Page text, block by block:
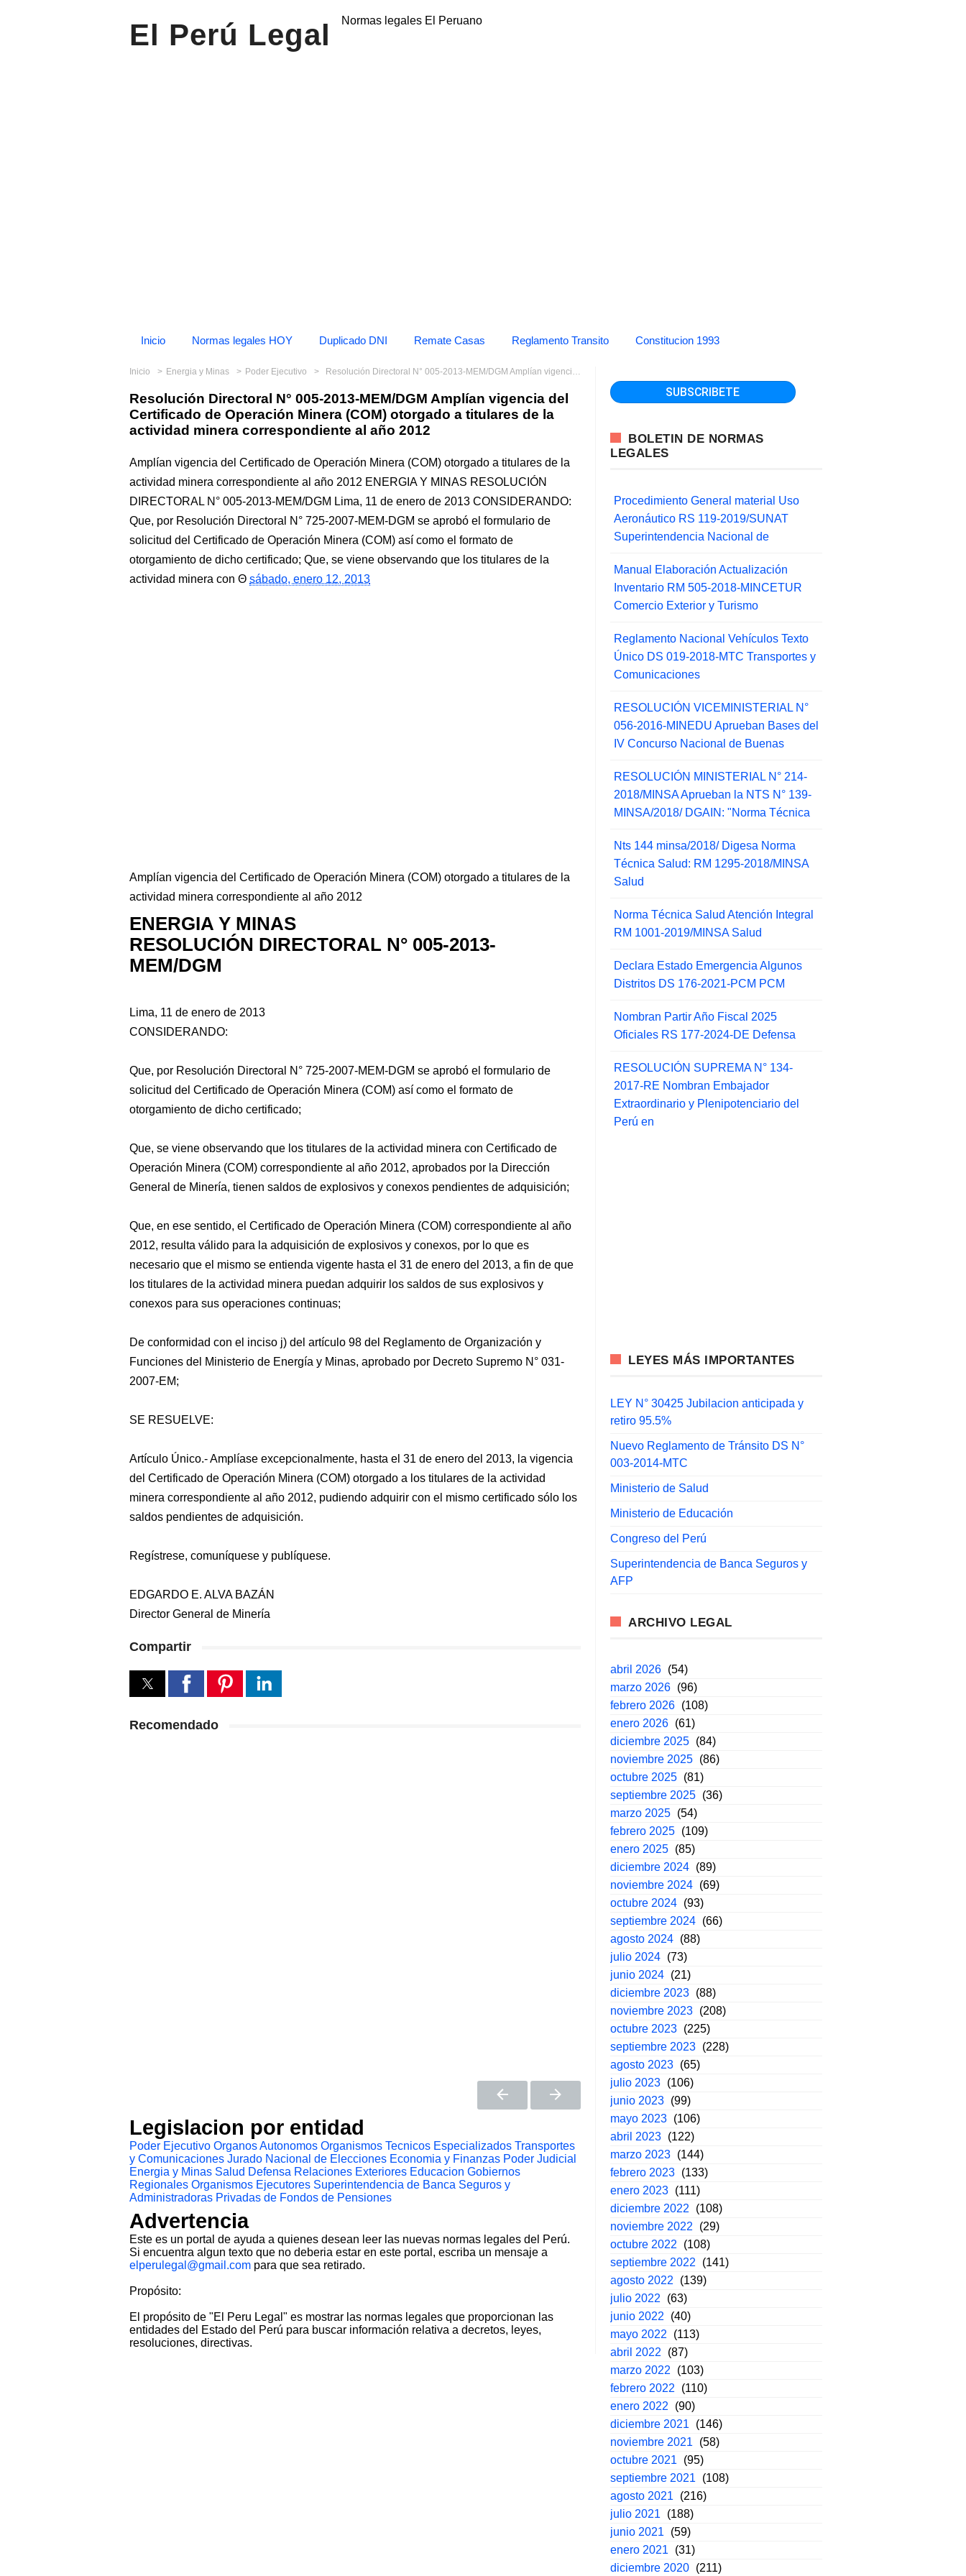
El Perú Legal Normas legales El Peruano
Inicio Normas legales HOY Duplicado DNI Remate Casas Reglamento Transito Constitucion 1993
Inicio Energia y Minas Poder Ejecutivo Resolución Directoral N° 005-2013-MEM/DGM Amplían vigencia del Certificado de Operación Minera (COM) otorgado a titulares de la actividad minera correspondiente al año 2012
Resolución Directoral N° 005-2013-MEM/DGM Amplían vigencia del
Certificado de Operación Minera (COM) otorgado a titulares de la
actividad minera correspondiente al año 2012
Amplían vigencia del Certificado de Operación Minera (COM) otorgado a titulares de la
actividad minera correspondiente al año 2012 ENERGIA Y MINAS RESOLUCIÓN
DIRECTORAL N° 005-2013-MEM/DGM Lima, 11 de enero de 2013 CONSIDERANDO:
Que, por Resolución Directoral N° 725-2007-MEM-DGM se aprobó el formulario de
solicitud del Certificado de Operación Minera (COM) así como el formato de
otorgamiento de dicho certificado; Que, se viene observando que los titulares de la
actividad minera con
sábado, enero 12, 2013
Amplían vigencia del Certificado de Operación Minera (COM) otorgado a titulares de la
actividad minera correspondiente al año 2012
ENERGIA Y MINAS
RESOLUCIÓN DIRECTORAL N° 005-2013-
MEM/DGM
Lima, 11 de enero de 2013
CONSIDERANDO:
Que, por Resolución Directoral N° 725-2007-MEM-DGM se aprobó el formulario de
solicitud del Certificado de Operación Minera (COM) así como el formato de
otorgamiento de dicho certificado;
Que, se viene observando que los titulares de la actividad minera con Certificado de
Operación Minera (COM) correspondiente al año 2012, aprobados por la Dirección
General de Minería, tienen saldos de explosivos y conexos pendientes de adquisición;
Que, en ese sentido, el Certificado de Operación Minera (COM) correspondiente al año
2012, resulta válido para la adquisición de explosivos y conexos, por lo que es
necesario que el mismo se entienda vigente hasta el 31 de enero del 2013, a fin de que
los titulares de la actividad minera puedan adquirir los saldos de sus explosivos y
conexos para sus operaciones continuas;
De conformidad con el inciso j) del artículo 98 del Reglamento de Organización y
Funciones del Ministerio de Energía y Minas, aprobado por Decreto Supremo N° 031-
2007-EM;
SE RESUELVE:
Artículo Único.- Amplíase excepcionalmente, hasta el 31 de enero del 2013, la vigencia
del Certificado de Operación Minera (COM) otorgado a los titulares de la actividad
minera correspondiente al año 2012, pudiendo adquirir con el mismo certificado sólo los
saldos pendientes de adquisición.
Regístrese, comuníquese y publíquese.
EDGARDO E. ALVA BAZÁN
Director General de Minería
Compartir
Recomendado
Legislacion por entidad
Poder Ejecutivo Organos Autonomos Organismos Tecnicos Especializados Transportes
y Comunicaciones Jurado Nacional de Elecciones Economia y Finanzas Poder Judicial
Energia y Minas Salud Defensa Relaciones Exteriores Educacion Gobiernos
Regionales Organismos Ejecutores Superintendencia de Banca Seguros y
Administradoras Privadas de Fondos de Pensiones
Advertencia
Este es un portal de ayuda a quienes desean leer las nuevas normas legales del Perú.
Si encuentra algun texto que no deberia estar en este portal, escriba un mensaje a
elperulegal@gmail.com para que sea retirado.
Propósito:
El propósito de "El Peru Legal" es mostrar las normas legales que proporcionan las
entidades del Estado del Perú para buscar información relativa a decretos, leyes,
resoluciones, directivas.
BOLETIN DE NORMAS
LEGALES
Procedimiento General material Uso
Aeronáutico RS 119-2019/SUNAT
Superintendencia Nacional de
Manual Elaboración Actualización
Inventario RM 505-2018-MINCETUR
Comercio Exterior y Turismo
Reglamento Nacional Vehículos Texto
Único DS 019-2018-MTC Transportes y
Comunicaciones
RESOLUCIÓN VICEMINISTERIAL N°
056-2016-MINEDU Aprueban Bases del
IV Concurso Nacional de Buenas
RESOLUCIÓN MINISTERIAL N° 214-
2018/MINSA Aprueban la NTS N° 139-
MINSA/2018/ DGAIN: "Norma Técnica
Nts 144 minsa/2018/ Digesa Norma
Técnica Salud: RM 1295-2018/MINSA
Salud
Norma Técnica Salud Atención Integral
RM 1001-2019/MINSA Salud
Declara Estado Emergencia Algunos
Distritos DS 176-2021-PCM PCM
Nombran Partir Año Fiscal 2025
Oficiales RS 177-2024-DE Defensa
RESOLUCIÓN SUPREMA N° 134-
2017-RE Nombran Embajador
Extraordinario y Plenipotenciario del
Perú en
LEYES MÁS IMPORTANTES
LEY N° 30425 Jubilacion anticipada y
retiro 95.5%
Nuevo Reglamento de Tránsito DS N°
003-2014-MTC
Ministerio de Salud
Ministerio de Educación
Congreso del Perú
Superintendencia de Banca Seguros y
AFP
ARCHIVO LEGAL
abril 2026 (54)
marzo 2026 (96)
febrero 2026 (108)
enero 2026 (61)
diciembre 2025 (84)
noviembre 2025 (86)
octubre 2025 (81)
septiembre 2025 (36)
marzo 2025 (54)
febrero 2025 (109)
enero 2025 (85)
diciembre 2024 (89)
noviembre 2024 (69)
octubre 2024 (93)
septiembre 2024 (66)
agosto 2024 (88)
julio 2024 (73)
junio 2024 (21)
diciembre 2023 (88)
noviembre 2023 (208)
octubre 2023 (225)
septiembre 2023 (228)
agosto 2023 (65)
julio 2023 (106)
junio 2023 (99)
mayo 2023 (106)
abril 2023 (122)
marzo 2023 (144)
febrero 2023 (133)
enero 2023 (111)
diciembre 2022
(108)
noviembre 2022
(29)
octubre 2022
(108)
septiembre 2022
(141)
agosto 2022
(139)
julio 2022
(63)
junio 2022
(40)
mayo 2022
(113)
abril 2022
(87)
marzo 2022
(103)
febrero 2022
(110)
enero 2022
(90)
diciembre 2021
(146)
noviembre 2021
(58)
octubre 2021
(95)
septiembre 2021
(108)
agosto 2021
(216)
julio 2021
(188)
junio 2021
(59)
enero 2021
(31)
diciembre 2020 (211)